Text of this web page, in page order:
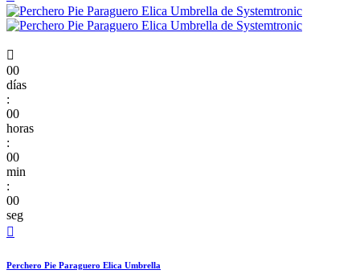

00
días
:
00
horas
:
00
min
:
00
seg

Perchero Pie Paraguero Elica Umbrella